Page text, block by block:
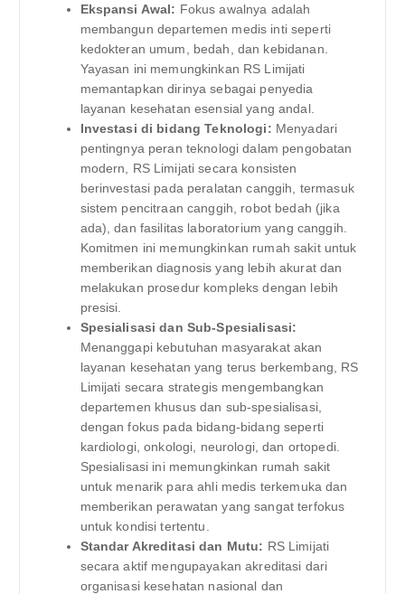
Ekspansi Awal: Fokus awalnya adalah
membangun departemen medis inti seperti
kedokteran umum, bedah, dan kebidanan.
Yayasan ini memungkinkan RS Limijati
memantapkan dirinya sebagai penyedia
layanan kesehatan esensial yang andal.
Investasi di bidang Teknologi: Menyadari
pentingnya peran teknologi dalam pengobatan
modern, RS Limijati secara konsisten
berinvestasi pada peralatan canggih, termasuk
sistem pencitraan canggih, robot bedah (jika
ada), dan fasilitas laboratorium yang canggih.
Komitmen ini memungkinkan rumah sakit untuk
memberikan diagnosis yang lebih akurat dan
melakukan prosedur kompleks dengan lebih
presisi.
Spesialisasi dan Sub-Spesialisasi:
Menanggapi kebutuhan masyarakat akan
layanan kesehatan yang terus berkembang, RS
Limijati secara strategis mengembangkan
departemen khusus dan sub-spesialisasi,
dengan fokus pada bidang-bidang seperti
kardiologi, onkologi, neurologi, dan ortopedi.
Spesialisasi ini memungkinkan rumah sakit
untuk menarik para ahli medis terkemuka dan
memberikan perawatan yang sangat terfokus
untuk kondisi tertentu.
Standar Akreditasi dan Mutu: RS Limijati
secara aktif mengupayakan akreditasi dari
organisasi kesehatan nasional dan